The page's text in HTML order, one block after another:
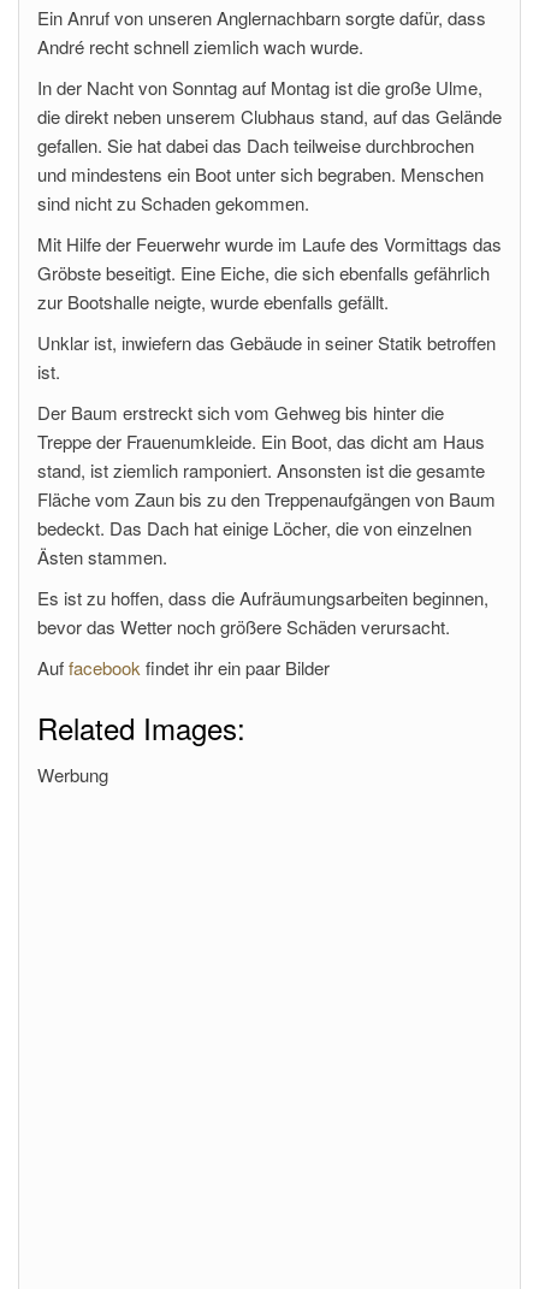
Ein Anruf von unseren Anglernachbarn sorgte dafür, dass
André recht schnell ziemlich wach wurde.
In der Nacht von Sonntag auf Montag ist die große Ulme,
die direkt neben unserem Clubhaus stand, auf das Gelände
gefallen. Sie hat dabei das Dach teilweise durchbrochen
und mindestens ein Boot unter sich begraben. Menschen
sind nicht zu Schaden gekommen.
Mit Hilfe der Feuerwehr wurde im Laufe des Vormittags das
Gröbste beseitigt. Eine Eiche, die sich ebenfalls gefährlich
zur Bootshalle neigte, wurde ebenfalls gefällt.
Unklar ist, inwiefern das Gebäude in seiner Statik betroffen
ist.
Der Baum erstreckt sich vom Gehweg bis hinter die
Treppe der Frauenumkleide. Ein Boot, das dicht am Haus
stand, ist ziemlich ramponiert. Ansonsten ist die gesamte
Fläche vom Zaun bis zu den Treppenaufgängen von Baum
bedeckt. Das Dach hat einige Löcher, die von einzelnen
Ästen stammen.
Es ist zu hoffen, dass die Aufräumungsarbeiten beginnen,
bevor das Wetter noch größere Schäden verursacht.
Auffacebook findet ihr ein paar Bilder
Related Images:
Werbung